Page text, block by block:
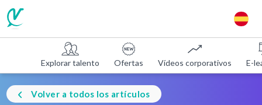
Explorar talento Ofertas Vídeos corporativos E-
Volver a todos los artículos